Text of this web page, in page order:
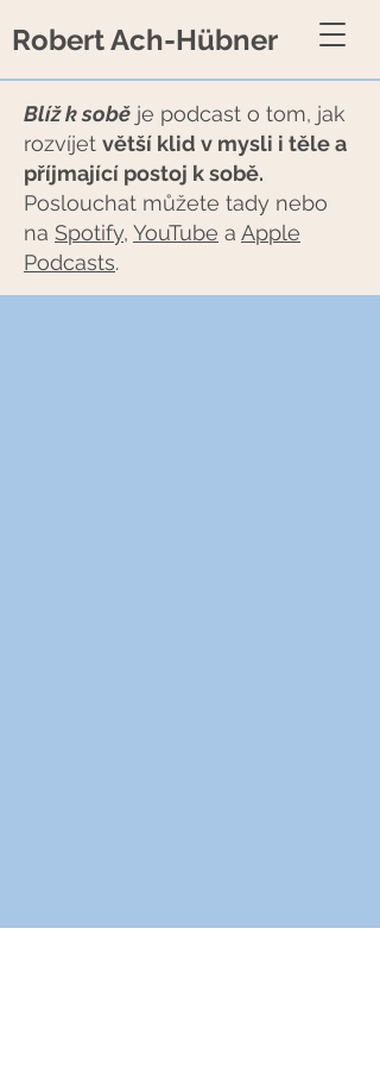
Robert Ach-Hübner
Blíž k sobě je podcast o tom, jak
rozvíjet větší klid v mysli i těle a
příjmající postoj k sobě.
Poslouchat můžete tady nebo
na Spotify, YouTube a Apple
Podcasts.